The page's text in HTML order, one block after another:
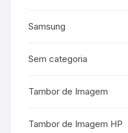
Samsung
Sem categoria
Tambor de Imagem
Tambor de Imagem HP